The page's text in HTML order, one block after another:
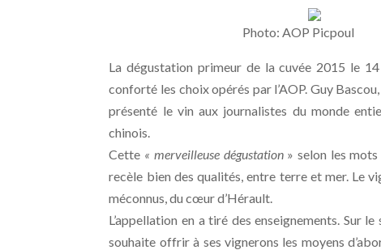
Photo: AOP Picpoul
La dégustation primeur de la cuvée 2015 le
conforté les choix opérés par l’AOP. Guy
présenté le vin aux journalistes du monde
chinois.
Cette « merveilleuse dégustation » selon les
recèle bien des qualités, entre terre et mer. Le
méconnus, du cœur d’Hérault.
L’appellation en a tiré des enseignements. Sur
souhaite offrir à ses vignerons les moyens